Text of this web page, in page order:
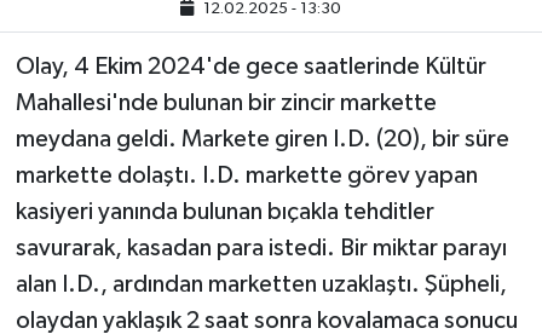
12.02.2025 - 13:30
Olay, 4 Ekim 2024'de gece saatlerinde Kültür
Mahallesi'nde bulunan bir zincir markette
meydana geldi. Markete giren I.D. (20), bir süre
markette dolaştı. I.D. markette görev yapan
kasiyeri yanında bulunan bıçakla tehditler
savurarak, kasadan para istedi. Bir miktar parayı
alan I.D., ardından marketten uzaklaştı. Şüpheli,
olaydan yaklaşık 2 saat sonra kovalamaca sonucu